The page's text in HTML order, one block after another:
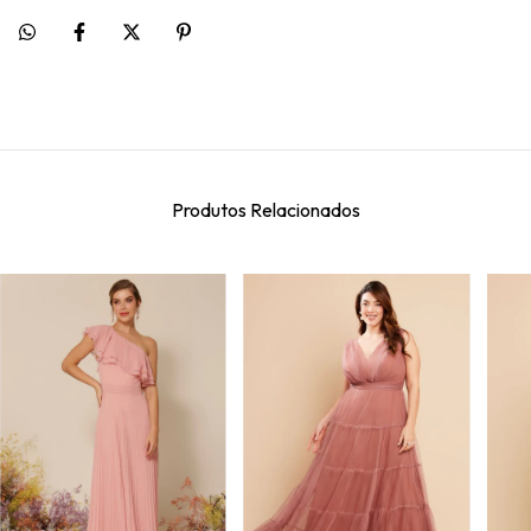
Produtos Relacionados